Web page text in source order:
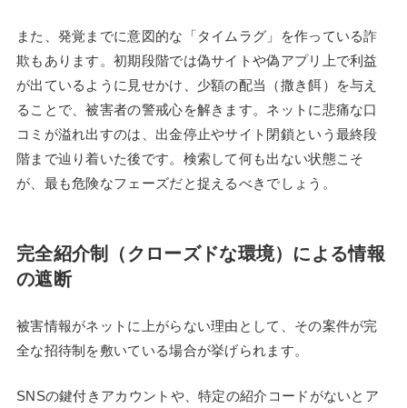
また、発覚までに意図的な「タイムラグ」を作っている詐
欺もあります。初期段階では偽サイトや偽アプリ上で利益
が出ているように見せかけ、少額の配当（撒き餌）を与え
ることで、被害者の警戒心を解きます。ネットに悲痛な口
コミが溢れ出すのは、出金停止やサイト閉鎖という最終段
階まで辿り着いた後です。検索して何も出ない状態こそ
が、最も危険なフェーズだと捉えるべきでしょう。
完全紹介制（クローズドな環境）による情報
の遮断
被害情報がネットに上がらない理由として、その案件が完
全な招待制を敷いている場合が挙げられます。
SNSの鍵付きアカウントや、特定の紹介コードがないとア